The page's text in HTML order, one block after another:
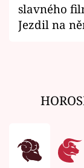
slavného
Jezdil na